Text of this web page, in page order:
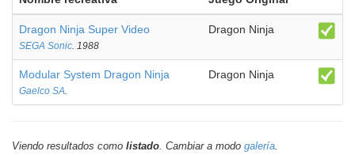
Dragon Ninja Super Video
SEGA Sonic. 1988
Dragon Ninja
Modular System Dragon Ninja
Gaelco SA.
Dragon Ninja
Viendo resultados como listado. Cambiar a modo galería.